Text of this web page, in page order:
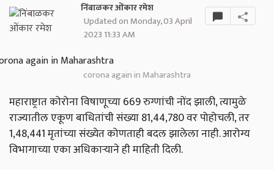
निंबाळकर ओंकार रमेश
Updated on Monday, 03 April
2023 11:33 AM
corona again in Maharashtra
महाराष्ट्रात कोरोना विषाणूच्या 669 रुग्णांची नोंद झाली, त्यामुळे
राज्यातील एकूण बाधितांची संख्या 81,44,780 वर पोहोचली, तर
1,48,441 मृतांच्या संख्येत कोणताही बदल झालेला नाही. आरोग्य
विभागाच्या एका अधिकाऱ्याने ही माहिती दिली.